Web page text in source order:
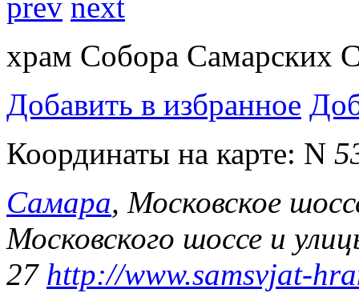
храм Собора Самарских
Добавить в избранное
Координаты на карте: N
Самара, Московское
Московского шоссе и
27 http://www.samsvjat-